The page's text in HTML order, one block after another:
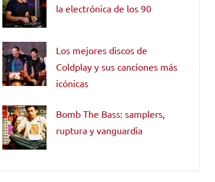
la electrónica de los 90
Los mejores discos de
Coldplay y sus canciones más
icónicas
Bomb The Bass: samplers,
ruptura y vanguardia